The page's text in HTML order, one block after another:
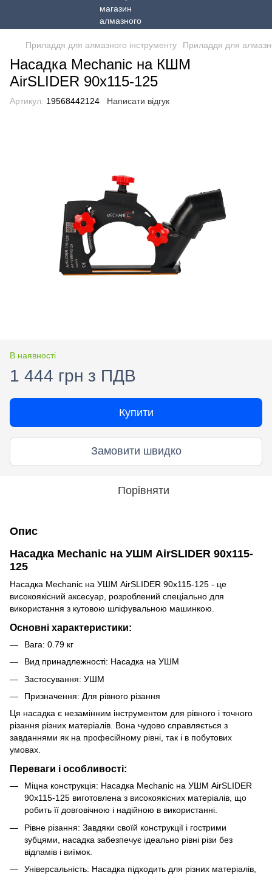
Приладдя для алмазного інструменту Приладдя для
Насадка Mechanic на КШМ
AirSLIDER 90x115-125
Артикул: 19568442124 Написати відгук
В наявності
1 444 грн з ПДВ
Купити
Замовити швидко
Порівняти
Опис
Насадка Mechanic на УШМ AirSLIDER 90x115-
125
Насадка Mechanic на УШМ AirSLIDER 90x115-125 - це
високоякісний аксесуар, розроблений спеціально для
використання з кутовою шліфувальною машинкою.
Основні характеристики:
Вага: 0.79 кг
Вид принадлежності: Насадка на УШМ
Застосування: УШМ
Призначення: Для рівного різання
Ця насадка є незамінним інструментом для рівного і точного
різання різних матеріалів. Вона чудово справляється з
завданнями як на професійному рівні, так і в побутових
умовах.
Переваги і особливості:
Міцна конструкція: Насадка Mechanic на УШМ AirSLIDER
90x115-125 виготовлена з високоякісних матеріалів, що
робить її довговічною і надійною в використанні.
Рівне різання: Завдяки своїй конструкції і гострими
зубцями, насадка забезпечує ідеально рівні різи без
відламів і виїмок.
Універсальність: Насадка підходить для різних матеріалів,